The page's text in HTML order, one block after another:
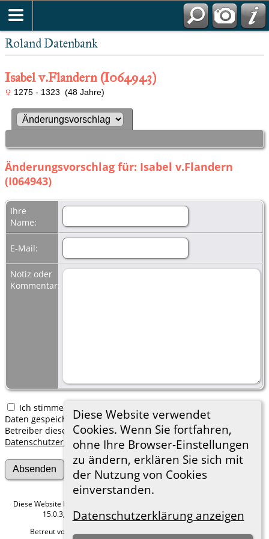
Roland Datenbank
Diese Website verwendet
Cookies. Wenn Sie fortfahren,
ohne Ihre Browser-Einstellungen
zu ändern, erklären Sie sich mit
der Nutzung von Cookies
einverstanden.
Datenschutzerklärung anzeigen
Isabel v.Flandern (I064943)
1275 - 1323 (48 Jahre)
Änderungsvorschlag für: Isabel v.Flandern
(I064943)
Ihre
Name:
E-Mail:
Notiz oder
Kommentar:
Ich stimme zu, dass meine hier erfassten persönlichen
Daten gespeichert werden. Ich verstehe, dass ich jederzeit den
Betreiber dieser Website bitten kann, diese Daten zu löschen.
Datenschutzerklärung
Diese Website läuft mit
15.0.3, programmiert von Darrin Lythgoe © 2001-2026.
Betreut von